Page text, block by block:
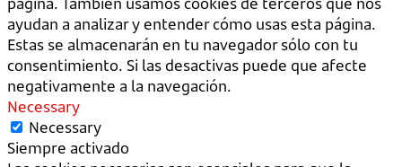
ayudan a analizar y entender cómo usas esta página.
Estas se almacenarán en tu navegador sólo con tu
consentimiento. Si las desactivas puede que afecte
negativamente a la navegación.
Necessary
Necessary
Siempre activado